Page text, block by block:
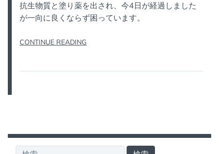
抗生物質と塗り薬を出され、今4日が経過しました
が一向に良くならず困っています。
CONTINUE READING“亀
皮
検